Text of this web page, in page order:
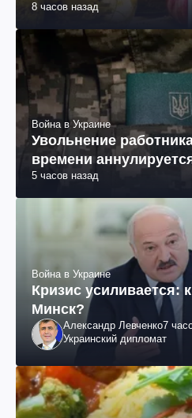
8 часов назад
Война в Украине
Увольнение
времени
5 часов назад
Война в Украине
Кризис усиливается:
Минск?
Александр Левченко7
Украинский дипломат